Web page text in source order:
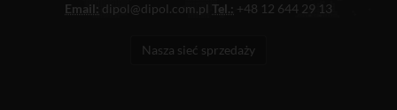
Email: dipol@dipol.com.pl Tel.: +48 12 644 29 13
Nasza sieć sprzedaży